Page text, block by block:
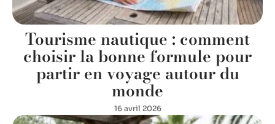
Tourisme nautique : comment
choisir la bonne formule pour
partir en voyage autour du
monde
16 avril 2026